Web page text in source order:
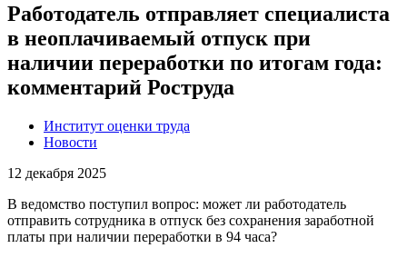
Работодатель отправляет специалиста
в неоплачиваемый отпуск при
наличии переработки по итогам года:
комментарий Роструда
Институт оценки труда
Новости
12 декабря 2025
В ведомство поступил вопрос: может ли работодатель
отправить сотрудника в отпуск без сохранения заработной
платы при наличии переработки в 94 часа?